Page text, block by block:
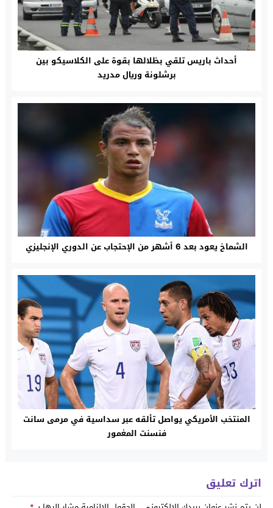
أحداث باريس تلقي بظلالها بقوة على الكلاسيكو بين
برشلونة وريال مدريد
الشماخ يعود بعد 6 أشهر من الإحتجاب عن الدوري الإنجليزي
المنتخب الأمريكي يواصل تألقه عبر سداسية في مرمى سانت
فنسنت المغمور
اترك تعليق